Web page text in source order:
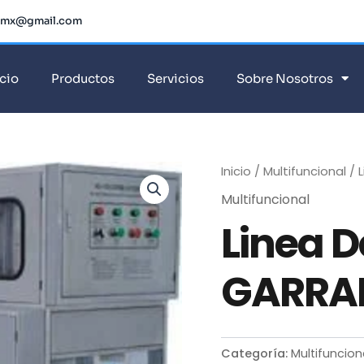
Productos Servicios Sobre Nosotros
Inicio / Multifuncional /
Multifuncional
Linea
Categoría: